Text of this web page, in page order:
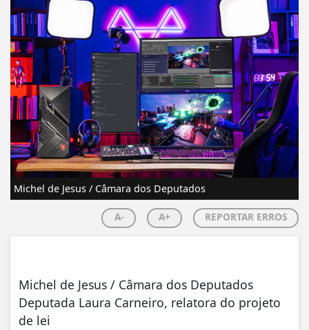
Michel de Jesus / Câmara dos Deputados
A- A+ REPORTAR ERROS
Michel de Jesus / Câmara dos Deputados
Deputada Laura Carneiro, relatora do projeto
de lei